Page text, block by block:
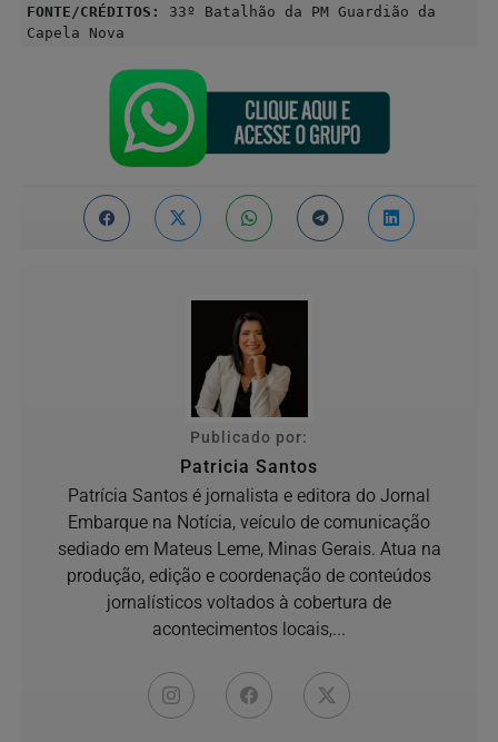
FONTE/CRÉDITOS:
33º Batalhão da PM Guardião da
Capela Nova
Publicado por:
Patricia Santos
Patrícia Santos é jornalista e editora do Jornal
Embarque na Notícia, veículo de comunicação
sediado em Mateus Leme, Minas Gerais. Atua na
produção, edição e coordenação de conteúdos
jornalísticos voltados à cobertura de
acontecimentos locais,...